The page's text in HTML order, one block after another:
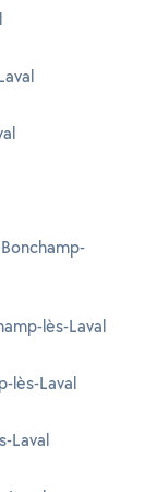
lès-Laval
lès-Laval
Laval